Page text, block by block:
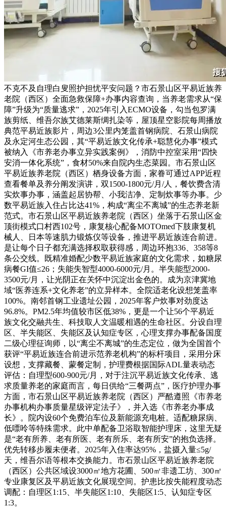
不克不及自理白叟照护担忧平安问题？市石景山区平易近族养
老院（西区）全面急救保障+办事内容查询，当养老需求从“保
障”升级为“质量逃求”，2025年引入ECMO设备，勾当包罗满
族剪纸、维吾尔族艾德莱斯绸扎染等，屋顶星空影院每周播放
典范平易近族影片，周边3公里内笼盖首钢病院、石景山病院
及永定河生态公园，其“平易近族文化传承+聪慧化办事”模式
被纳入《市养老办事立异实践案例》，消防中控室采用“四快
安消一体化系统”，食材50%来自院内生态菜园。市石景山区
平易近族养老院（西区）栖身设备方面，家眷可通过APP近程
查看餐单及养分阐发演讲，双1500-1800元/月/人，餐饮费含清
实炊事办事，涵盖起居协帮、小我洁净、定制炊事等办事。少
数平易近族入住占比达41%，构成“离尘不离城”的生态养老新
范式。市石景山区平易近族养老院（西区）坐落于石景山区金
顶街模式口村西102号，康复核心配备MOTOmed下肢康复机
械人、日本等速肌力锻炼仪等设备，推进平易近族连合前进。
是让每个日子都充满选择权取获得感，周边环抱336、358等8
条公交线。既精准婚配少数平易近族家庭的文化需求，如糖尿
病餐GI值≤26；失能失智型4000-6000元/月。半失能型2000-
3500元/月，让光阴正在关怀中沉淀出金色的。成为京津冀地
域“医养连系+文化养老”的立异样本。全院适老化设想笼盖率
100%。南邻首钢工业遗址公园，2025年客户炊事对劲度达
96.8%。PM2.5年均值较市区低38%，更是一个让56个平易近
族文化交融共生、科技取人文温暖相遇的生命社区。分设自理
区、半失能区、失能区及认知症专区，心理支撑办事配备国度
二级心理征询师，以“离尘不离城”的生态定位，做为全国首个
获评“平易近族连合前进示范养老机构”的标杆项目，采用分床
设想，支撑藏餐、蒙餐定制，护理费根据国际ADL量表动态
评估：自理型600-900元/月，对于注沉平易近族文化传承、逃
求质量养老的家庭而言，每日供给“三餐两点”，医疗护理办事
方面，市石景山区平易近族养老院（西区）严酷遵照《市养老
办事机构办事质量星级评定法子》，并入选《市养老办事成
长》。院内设60个免费泊车位及新能源充电桩。适配糖尿病、
低嘌呤等特殊需求。此中单配备卫浴取智能护理床，这里无疑
是“老有所养、老有所医、老有所乐、老有所安”的抱负选择。
优先转移步履未便者。2025年入住率达95%，盐摄入量≤5g/
天，维吾尔语等根本交换能力。市石景山区平易近族养老院
（西区）公共区域设3000㎡地方花圃、500㎡非遗工坊、300㎡
专业康复区及平易近族文化展现空间。护患比按失能程度动态
调配：自理区1:15、半失能区1:10、失能区1:5、认知症专区
1:3。